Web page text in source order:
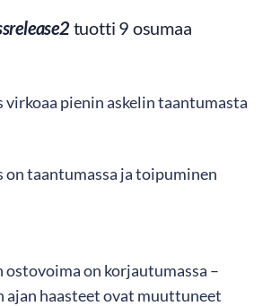
tuotti 9 osumaa
virkoaa pienin askelin taantumasta
on taantumassa ja toipuminen
on korjautumassa –
ajan haasteet ovat muuttuneet